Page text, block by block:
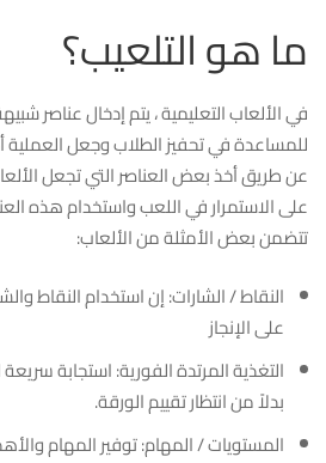
ما هو التلعيب؟
في الألعاب التعليمية ، يتم إدخال عناصر
للمساعدة في تحفيز الطلاب وجعل العملية
عن طريق أخذ بعض العناصر التي تجعل
على الاستمرار في اللعب واستخدام هذه
تتضمن بعض الأمثلة من الألعاب:
النقاط / الشارات: إن استخدام النقاط
على الإنجاز
التغذية المرتدة الفورية: استجابة سريعة
بدلاً من انتظار تقييم الورقة.
المستويات / المهام: توفير المهام